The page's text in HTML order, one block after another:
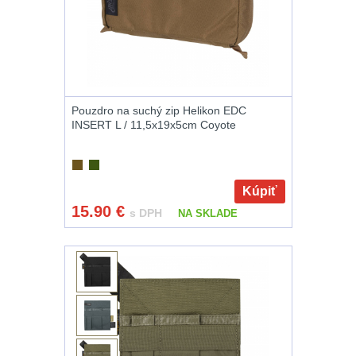
11
10
(6.5mm) 7
.270 .280 (7mm)
.30 .308
(7.62mm)11
Pouzdro na suchý zip Helikon EDC
INSERT L / 11,5x19x5cm Coyote
Kúpiť
15.90 € s DPH NA SKLADE